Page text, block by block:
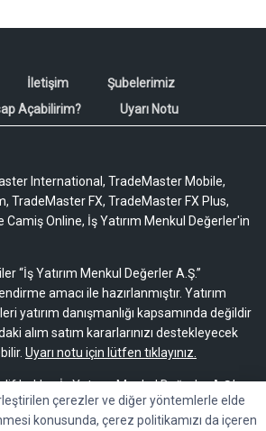
İletişim
Şubelerimiz
Açabilirim?
Uyarı Notu
International, TradeMaster Mobile,
TradeMaster FX, TradeMaster FX Plus,
Camiş Online, İş Yatırım Menkul Değerler'in
“İş Yatırım Menkul Değerler A.Ş.”
amacı ile hazırlanmıştır. Yatırım
yatırım danışmanlığı kapsamında değildir
alım satım kararlarınızı destekleyecek
Uyarı notu için lütfen tıklayınız.
hakları İş Yatırım Menkul Değerler A.Ş.’ye
olmaksızın başkaları tarafından
veya tamamen çoğaltılamaz,
çerezler ve diğer yöntemlerle elde
konusunda, çerez politikamızı da içeren